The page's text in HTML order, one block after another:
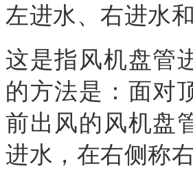
左进水、右进水
这是指风机盘管
的方法是：面对
前出风的风机盘
进水，在右侧称